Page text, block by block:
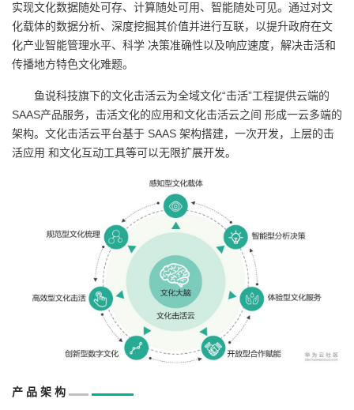
子
直
播
的
活
动
我
的
关
注
我
开
的
我
我
实现文化数据随处可存、计算随处可用、智能随处可见。通过对文
化载体的数据分析、深度挖掘其价值并进行互联，以提升政府在文
化产业智能管理水平、科学 决策准确性以及响应速度，解决击活和
传播地方特色文化难题。
鱼说科技旗下的文化击活云为全域文化“击活”工程提供云端的
SAAS产品服务，击活文化的应用和文化击活云之间 形成一云多端的
架构。文化击活云平台基于 SAAS 架构搭建，一次开发，上层的击
活应用 和文化互动工具等可以无限扩展开发。
产 品 架 构